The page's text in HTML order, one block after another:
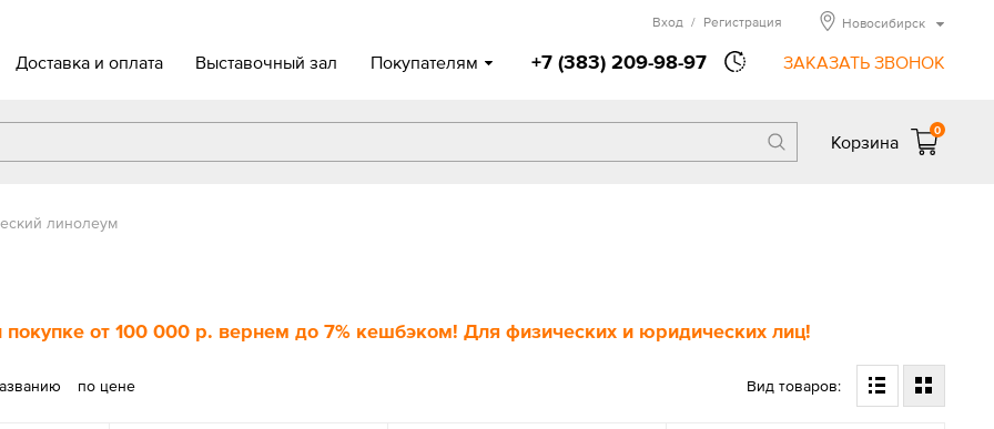
Доставка и оплата Выставочный зал Покупателям +7 (383) 209-98-97 ЗАКАЗАТЬ ЗВОНОК
Вход / Регистрация Новосибирск
Корзина
0
линолеум
покупкеот 100 000 р. вернем до7% кешбэком! Для физических и юридических лиц!
по цене Вид товаров: